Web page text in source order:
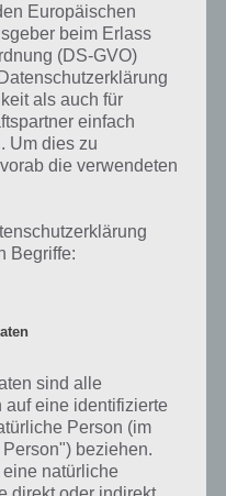
nicht nur kostenlos ist,
Werbung überzeugt. So
der integrierten Lösung
Google Play Store
Europäischen
beim Erlass
(DS-GVO)
als auch für
einfach
Um dies zu
die verwendeten
Begriffe:
sind alle
auf eine identifizierte
Person (im
beziehen.
natürliche